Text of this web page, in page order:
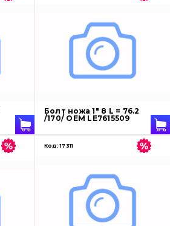
Болт ножа 1" 8 L = 76.2
/170/ OEM LE7615509
Код: 17311